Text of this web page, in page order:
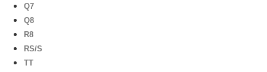
Q7
Q8
R8
RS/S
TT